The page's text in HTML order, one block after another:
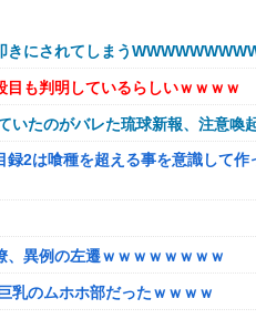
り遥かに威力は弱いが、僕のノロ
旅したいよな？？？
とその人気が伴わない微妙すぎ
ラ豪雨が直撃、水が溢れてどん
いことしたの
騙されないぞ スキャンプくらいヌ
きにされてしまう
目も判明しているらしいｗｗｗｗ
いたのがバレた琉球新報、注意喚
2は喰種を超える事を意識して
、異例の左遷ｗｗｗｗｗｗｗｗ
乳のムホホ部だったｗｗｗｗ